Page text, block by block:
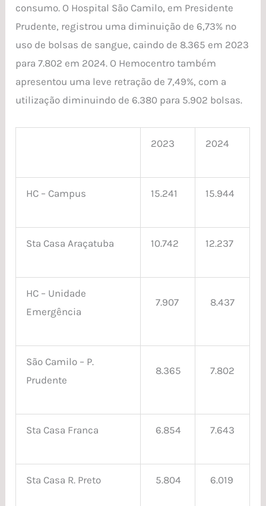
consumo. O Hospital São Camilo, em Presidente
Prudente, registrou uma diminuição de 6,73% no
uso de bolsas de sangue, caindo de 8.365 em 2023
para 7.802 em 2024. O Hemocentro também
apresentou uma leve retração de 7,49%, com a
utilização diminuindo de 6.380 para 5.902 bolsas.
2023 2024
HC – Campus 15.241 15.944
Sta Casa Araçatuba 10.742 12.237
HC – Unidade
Emergência
7.907 8.437
São Camilo – P.
Prudente
8.365 7.802
Sta Casa Franca 6.854 7.643
Sta Casa R. Preto 5.804 6.019